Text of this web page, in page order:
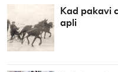
Kad pakavi
apli